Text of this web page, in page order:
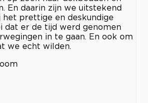
En daarin zijn we uitstekend
het prettige en deskundige
dat er de tijd werd genomen
in te gaan. En ook om
we echt wilden.